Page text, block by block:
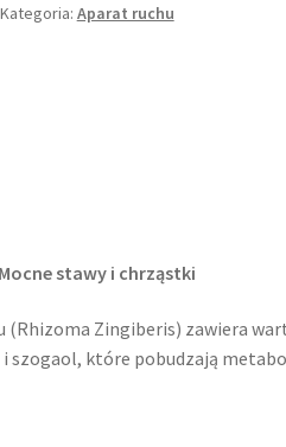
Kategoria: Aparat ruchu
stawy i chrząstki
(Rhizoma Zingiberis) zawiera
szogaol, które pobudzają